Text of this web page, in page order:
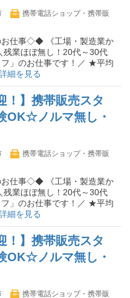
携帯電話ショップ・携帯販
仕事◇◆ 《工場・製造業か
残業ほぼ無し！20代～30代
」のお仕事です！／ ★平均
細を見る
！】携帯販売スタ
OK☆ノルマ無し・
携帯電話ショップ・携帯販
仕事◇◆ 《工場・製造業か
残業ほぼ無し！20代～30代
」のお仕事です！／ ★平均
細を見る
！】携帯販売スタ
OK☆ノルマ無し・
携帯電話ショップ・携帯販